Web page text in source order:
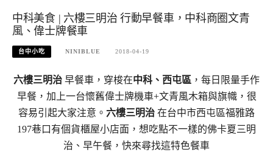
中科美食 | 六樓三明治 行動早餐車，中科商圈文青
風、偉士牌餐車
台中小吃 NINIBLUE 2018-04-19
六樓三明治 早餐車，穿梭在中科、西屯區 ，每日限量手作
早餐，加上一台懷舊偉士牌機車+文青風木箱與旗幟，很
容易引起大家注意。 六樓三明治 在台中市西屯區福雅路
197巷口有個貨櫃屋小店面，想吃點不一樣的佛卡夏三明
治、早午餐，快來尋找這特色餐車